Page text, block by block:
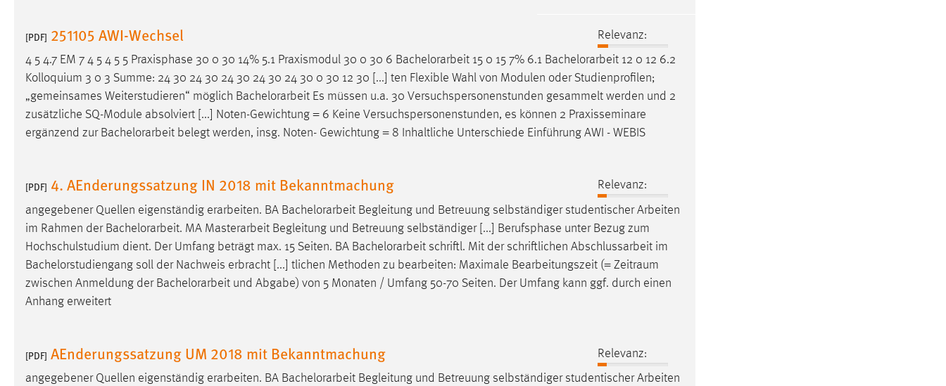
[PDF] 251105 AWI-Wechsel
Relevanz:
4 5 4.7 EM 7 4 5 4 5 5 Praxisphase 30 0 30 14% 5.1 Praxismodul 30 0 30 6 Bachelorarbeit 15 0 15 7% 6.1 Bachelorarbeit 12 0 12 6.2
Kolloquium 3 0 3 Summe: 24 30 24 30 24 30 24 30 24 30 0 30 12 30 [...] ten Flexible Wahl von Modulen oder Studienprofilen;
„gemeinsames Weiterstudieren“ möglich Bachelorarbeit Es müssen u.a. 30 Versuchspersonenstunden gesammelt werden und 2
zusätzliche SQ-Module absolviert [...] Noten-Gewichtung = 6 Keine Versuchspersonenstunden, es können 2 Praxisseminare
ergänzend zur Bachelorarbeit belegt werden, insg. Noten- Gewichtung = 8 Inhaltliche Unterschiede Einführung AWI - WEBIS
[PDF] 4. AEnderungssatzung IN 2018 mit Bekanntmachung
Relevanz:
angegebener Quellen eigenständig erarbeiten. BA Bachelorarbeit Begleitung und Betreuung selbständiger studentischer Arbeiten
im Rahmen der Bachelorarbeit. MA Masterarbeit Begleitung und Betreuung selbständiger [...] Berufsphase unter Bezug zum
Hochschulstudium dient. Der Umfang beträgt max. 15 Seiten. BA Bachelorarbeit schriftl. Mit der schriftlichen Abschlussarbeit im
Bachelorstudiengang soll der Nachweis erbracht [...] tlichen Methoden zu bearbeiten: Maximale Bearbeitungszeit (= Zeitraum
zwischen Anmeldung der Bachelorarbeit und Abgabe) von 5 Monaten / Umfang 50-70 Seiten. Der Umfang kann ggf. durch einen
Anhang erweitert
[PDF] AEnderungssatzung UM 2018 mit Bekanntmachung
Relevanz:
angegebener Quellen eigenständig erarbeiten. BA Bachelorarbeit Begleitung und Betreuung selbständiger studentischer Arbeiten
EXTERNE MEDIEN
Um Inhalte von Videoplattformen und Social Media
Plattformen anzeigen zu können, werden von diesen
externen Medien Cookies gesetzt.